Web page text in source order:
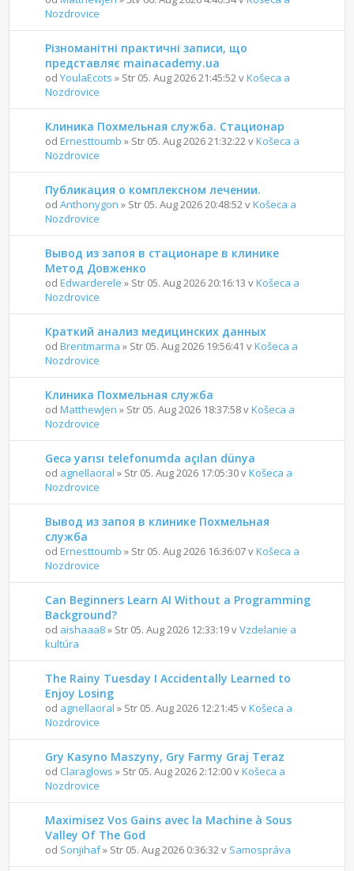
Nozdrovice
Різноманітні практичні записи, що
представляє mainacademy.ua
odYoulaEcots » Str 05. Aug 2026 21:45:52 vKošeca a
Nozdrovice
Клиника Похмельная служба. Стационар
odErnesttoumb » Str 05. Aug 2026 21:32:22 vKošeca a
Nozdrovice
Публикация о комплексном лечении.
odAnthonygon » Str 05. Aug 2026 20:48:52 vKošeca a
Nozdrovice
Вывод из запоя в стационаре в клинике
Метод Довженко
odEdwarderele » Str 05. Aug 2026 20:16:13 vKošeca a
Nozdrovice
Краткий анализ медицинских данных
odBrentmarma » Str 05. Aug 2026 19:56:41 vKošeca a
Nozdrovice
Клиника Похмельная служба
odMatthewJen » Str 05. Aug 2026 18:37:58 vKošeca a
Nozdrovice
Gecə yarısı telefonumda açılan dünya
od agnellaoral » Str 05. Aug 2026 17:05:30 vKošeca a
Nozdrovice
Вывод из запоя в клинике Похмельная
служба
odErnesttoumb » Str 05. Aug 2026 16:36:07 vKošeca a
Nozdrovice
Can Beginners Learn AI Without a Programming
Background?
od aishaaa8» Str 05. Aug 2026 12:33:19 vVzdelanie a
kultúra
The Rainy Tuesday I Accidentally Learned to
Enjoy Losing
od agnellaoral » Str 05. Aug 2026 12:21:45 vKošeca a
Nozdrovice
Gry Kasyno Maszyny, Gry Farmy Graj Teraz
od Claraglows » Str 05. Aug 2026 2:12:00 vKošeca a
Nozdrovice
Maximisez Vos Gains avec la Machine à Sous
Valley Of The God
od Sonjihaf» Str 05. Aug 2026 0:36:32 v Samospráva